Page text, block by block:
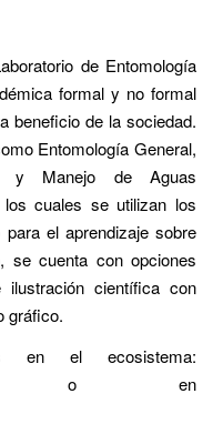
de Entomología
formal y no formal
beneficio de la sociedad.
Entomología General,
y Manejo de Aguas
cuales se utilizan los
el aprendizaje sobre
se cuenta con opciones
científica con
gráfico.
en el ecosistema:
en